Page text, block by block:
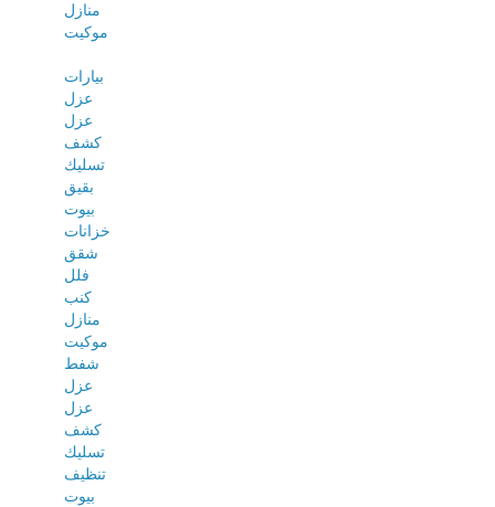
منازل
موكيت
بيارات
عزل
عزل
كشف
تسليك
بقيق
بيوت
خزانات
شقق
فلل
كنب
منازل
موكيت
شفط
عزل
عزل
كشف
تسليك
تنظيف
بيوت